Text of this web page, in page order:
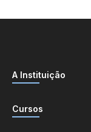
A Instituição
Cursos